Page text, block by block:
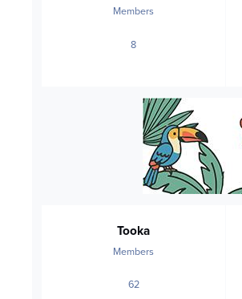
Members
8posts
Tooka
Members
62posts